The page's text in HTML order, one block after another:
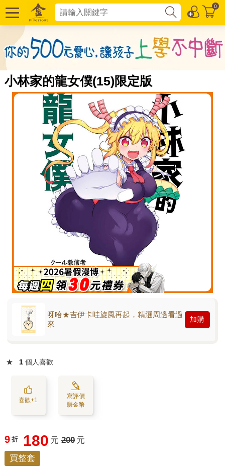
0
小林家的龍女僕(15)限定版
呀哈★吉伊卡哇旋風再起，精選周邊看過
來
加購
★ 1 個人喜歡
喜歡+1
寫評價
賺金幣
9 折 180 元 200 元
買整套